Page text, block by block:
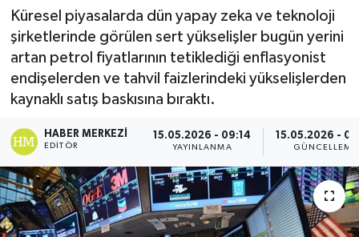
Küresel piyasalarda dün yapay zeka ve teknoloji
şirketlerinde görülen sert yükselişler bugün yerini
artan petrol fiyatlarının tetiklediği enflasyonist
endişelerden ve tahvil faizlerindeki yükselişlerden
kaynaklı satış baskısına bıraktı.
HABER MERKEZI
EDITÖR
15.05.2026 - 09:14
YAYINLANMA
15.05.2026 -
GÜNCELLEME
Teknoloji
Yaşam